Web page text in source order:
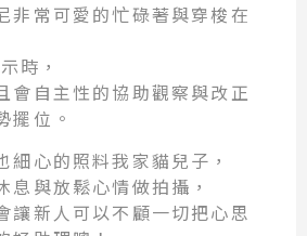
非常可愛的忙碌著與穿梭在
時，
會自主性的協助觀察與改正
擺位。
細心的照料我家貓兒子，
息與放鬆心情做拍攝，
讓新人可以不顧一切把心思